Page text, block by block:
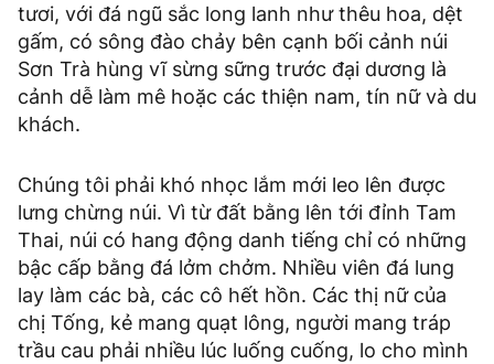
tươi, với đá ngũ sắc long lanh như thêu hoa, dệt
gấm, có sông đào chảy bên cạnh bối cảnh núi
Sơn Trà hùng vĩ sừng sững trước đại dương là
cảnh dễ làm mê hoặc các thiện nam, tín nữ và du
khách.
Chúng tôi phải khó nhọc lắm mới leo lên được
lưng chừng núi. Vì từ đất bằng lên tới đỉnh Tam
Thai, núi có hang động danh tiếng chỉ có những
bậc cấp bằng đá lởm chởm. Nhiều viên đá lung
lay làm các bà, các cô hết hồn. Các thị nữ của
chị Tống, kẻ mang quạt lông, người mang tráp
trầu cau phải nhiều lúc luống cuống, lo cho mình